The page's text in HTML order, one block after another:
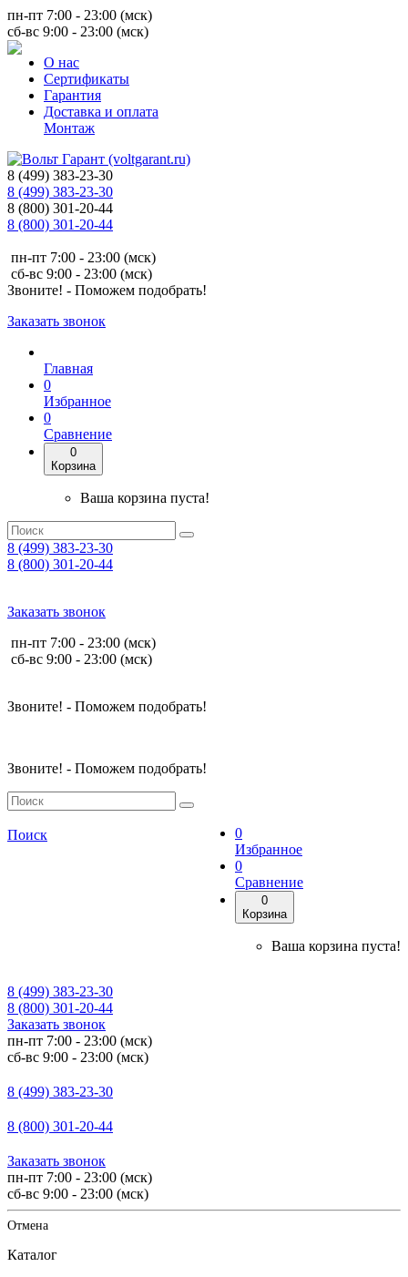
пн-пт 7:00 - 23:00 (мск)
сб-вс 9:00 - 23:00 (мск)
О нас
Сертификаты
Гарантия
Доставка и оплата
Монтаж
8 (499) 383-23-30
8 (499) 383-23-30
8 (800) 301-20-44
8 (800) 301-20-44
пн-пт 7:00 - 23:00 (мск)
сб-вс 9:00 - 23:00 (мск)
Звоните! - Поможем подобрать!
Заказать звонок
Главная
0
Избранное
0
Сравнение
0
Корзина
Ваша корзина пуста!
8 (499) 383-23-30
8 (800) 301-20-44
Заказать звонок
пн-пт 7:00 - 23:00 (мск)
сб-вс 9:00 - 23:00 (мск)
Звоните! - Поможем подобрать!
Звоните! - Поможем подобрать!
0
Избранное
0
Сравнение
0
Корзина
Ваша корзина пуста!
Поиск
8 (499) 383-23-30
8 (800) 301-20-44
Заказать звонок
пн-пт 7:00 - 23:00 (мск)
сб-вс 9:00 - 23:00 (мск)
8 (499) 383-23-30
8 (800) 301-20-44
Заказать звонок
пн-пт 7:00 - 23:00 (мск)
сб-вс 9:00 - 23:00 (мск)
Отмена
Каталог